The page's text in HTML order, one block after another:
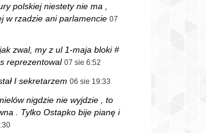
polskiej niestety nie ma ,
w rzadzie ani parlamencie 07
zwal, my z ul 1-maja bloki #
reprezentowal 07 sie 6:52
I sekretarzem 06 sie 19:33
nigdzie nie wyjdzie , to
. Tylko Ostapko bije pianę i